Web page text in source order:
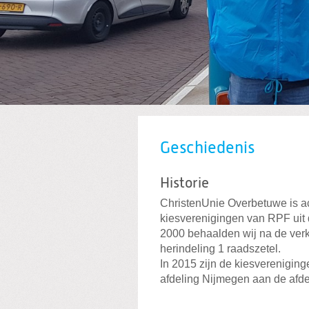
Geschiedenis
Historie
ChristenUnie Overbetuwe is
kiesverenigingen van RPF
2000 behaalden wij na de
herindeling 1 raadszetel.
In 2015 zijn de
afdeling Nijmegen aan de